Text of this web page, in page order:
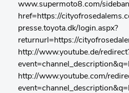
www.supermoto8.com/
href=https://
presse.toyota.dk/login.aspx?
returnurl=https://
http://www.youtube.de/
http://www.youtube.com/